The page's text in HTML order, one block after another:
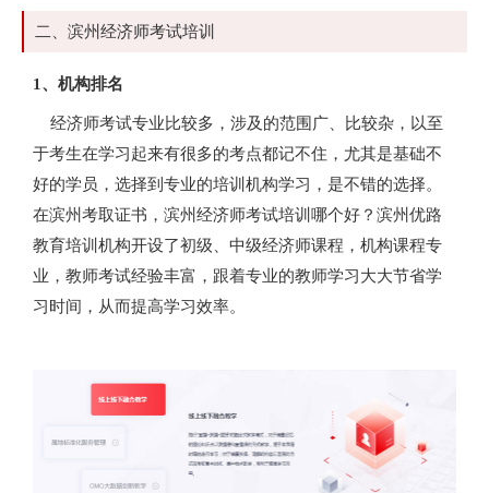
二、滨州经济师考试培训
1、机构排名
经济师考试专业比较多，涉及的范围广、比较杂，以至
于考生在学习起来有很多的考点都记不住，尤其是基础不
好的学员，选择到专业的培训机构学习，是不错的选择。
在滨州考取证书，滨州经济师考试培训哪个好？滨州优路
教育培训机构开设了初级、中级经济师课程，机构课程专
业，教师考试经验丰富，跟着专业的教师学习大大节省学
习时间，从而提高学习效率。